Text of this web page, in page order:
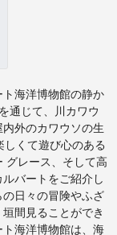
海洋博物館の静か
通じて、川カワウ
外のカワウソの生
くて遊び心のある
グレース、そして高
バートをご紹介し
日々の冒険やふざ
間見ることができ
海洋博物館は、海